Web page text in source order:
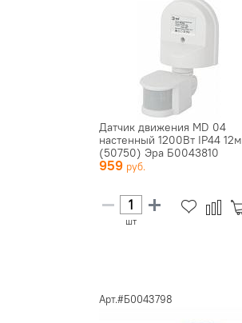
Датчик движения MD 04
настенный 1200Вт IP44 12м
(50750) Эра Б0043810
959
шт
Арт.#Б0043798